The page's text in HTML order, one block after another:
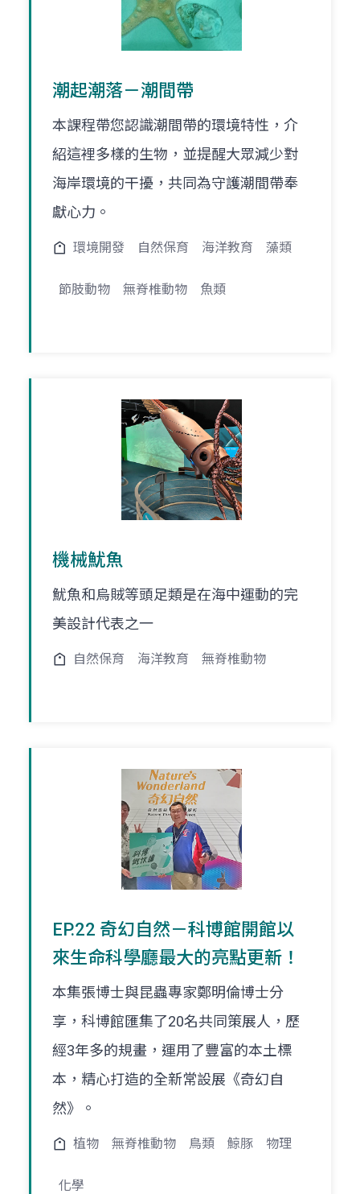
潮起潮落－潮間帶
本課程帶您認識潮間帶的環境特性，介
紹這裡多樣的生物，並提醒大眾減少對
海岸環境的干擾，共同為守護潮間帶奉
獻心力。
環境開發 自然保育 海洋教育 藻類
節肢動物 無脊椎動物 魚類
機械魷魚
魷魚和烏賊等頭足類是在海中運動的完
美設計代表之一
自然保育 海洋教育 無脊椎動物
EP.22 奇幻自然－科博館開館以
來生命科學廳最大的亮點更新！
本集張博士與昆蟲專家鄭明倫博士分
享，科博館匯集了20名共同策展人，歷
經3年多的規畫，運用了豐富的本土標
本，精心打造的全新常設展《奇幻自
然》。
植物 無脊椎動物 鳥類 鯨豚 物理
化學